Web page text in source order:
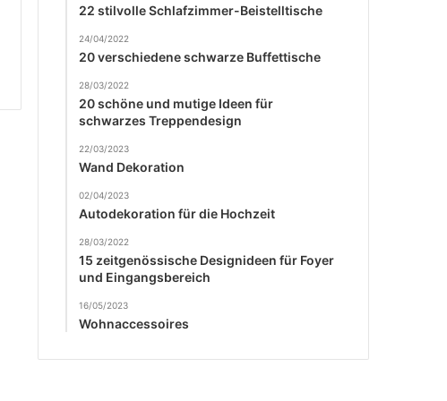
22 stilvolle Schlafzimmer-Beistelltische
24/04/2022
20 verschiedene schwarze Buffettische
28/03/2022
20 schöne und mutige Ideen für
schwarzes Treppendesign
22/03/2023
Wand Dekoration
02/04/2023
Autodekoration für die Hochzeit
28/03/2022
15 zeitgenössische Designideen für Foyer
und Eingangsbereich
16/05/2023
Wohnaccessoires